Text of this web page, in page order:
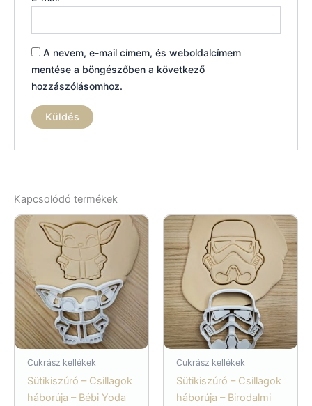
A nevem, e-mail címem, és weboldalcímem
mentése a böngészőben a következő
hozzászólásomhoz.
Kapcsolódó termékek
Cukrász kellékek
Sütikiszúró – Csillagok
háborúja – Bébi Yoda
Cukrász kellékek
Sütikiszúró – Csillagok
háborúja – Birodalmi